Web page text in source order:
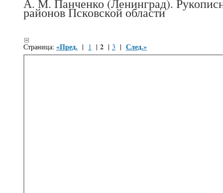
А. М. Панченко (Ленинград).
районов Псковской области
Страница: «Пред. | 1 | 2 | 3 | След.»